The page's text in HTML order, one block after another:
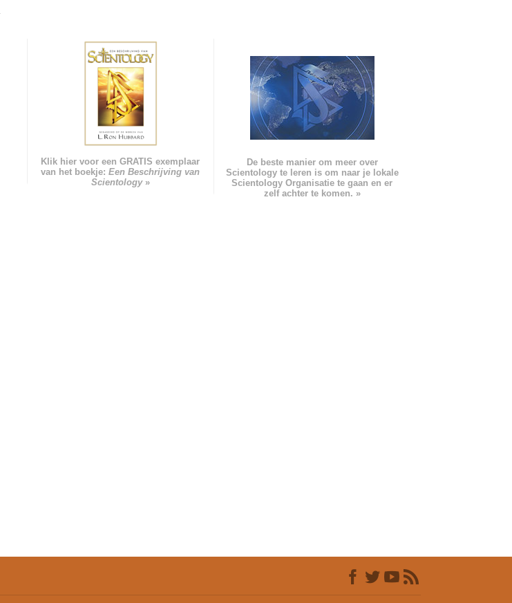
Klik hier voor een GRATIS exemplaar
van het boekje:Een Beschrijving van
Scientology»
De beste manier om meer over
Scientology te leren is om naar je lokale
Scientology Organisatie te gaan en er
zelf achter te komen. »